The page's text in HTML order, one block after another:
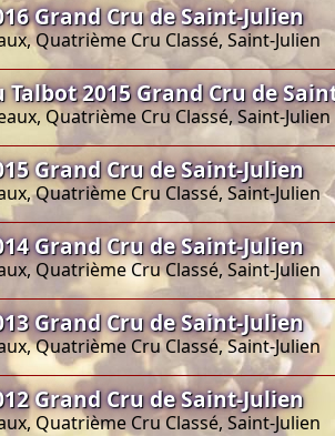
Grand Cru de Saint-Julien
Quatrième Cru Classé, Saint-Julien
2015 Grand Cru de
Quatrième Cru Classé, Saint-Julien
Grand Cru de Saint-Julien
Quatrième Cru Classé, Saint-Julien
Grand Cru de Saint-Julien
Quatrième Cru Classé, Saint-Julien
Grand Cru de Saint-Julien
Quatrième Cru Classé, Saint-Julien
Grand Cru de Saint-Julien
Quatrième Cru Classé, Saint-Julien